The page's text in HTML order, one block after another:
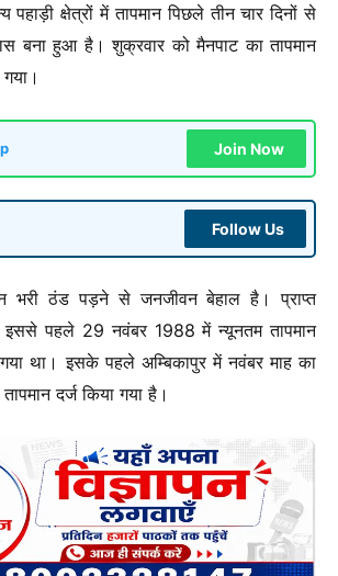
पहाड़ी क्षेत्रों में तापमान पिछले तीन चार दिनों से
बना हुआ है। शुक्रवार को मैनपाट का तापमान
Join Now
Follow Us
भरी ठंड पड़ने से जनजीवन बेहाल है। प्राप्त
इससे पहले 29 नवंबर 1988 में न्यूनतम तापमान
था। इसके पहले अम्बिकापुर में नवंबर माह का
दर्ज किया गया है।